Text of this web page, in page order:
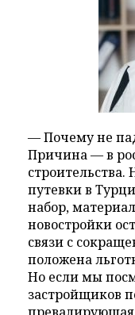
— Почему не
Причина — в
строительства.
путевки в
набор,
новостройки
связи с
положена
Но если мы
застройщиков